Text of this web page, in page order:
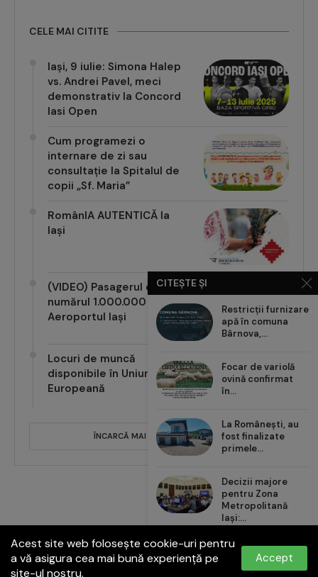
CELE MAI CITITE
Iași, 9 iulie: Simona Halep
vs. Andrei Pavel, meci
demonstrativ la Concord
Iasi Open
Cum programezi o
internare de zi sau
consultație la Spitalul de
copii „Sf. Maria”
RomânIA AUTENTICĂ la
Iași
(VIDEO) Pasagerul cu
numărul 1.000.000 pe
Aeroportul Iași
Locuri de muncă
disponibile în Uniunea
Europeană
ÎNCARCĂ MAI MULTE POSTĂRI
Acest site web folosește cookie-uri pentru
a vă asigura cea mai bună experiență pe
site-ul nostru.
Accept
CITEȘTE ȘI
Restricții furnizare
apă în comuna
Bârnova,...
Focar de variolă
ovină confirmat
în...
La Românești, au
fost finalizate
primele...
Decizii majore
pentru Zona
Metropolitană
Iași:...
Carrefour România
aduce noul val de...